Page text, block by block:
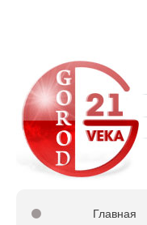
⚫
Главная